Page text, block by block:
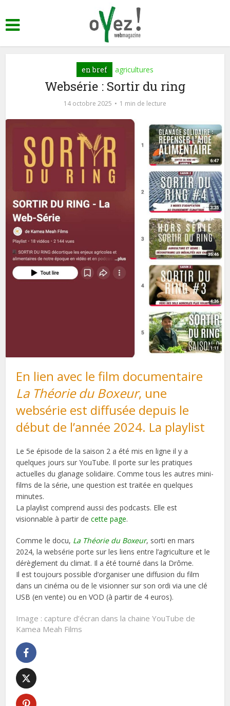
en bref agricultures
Websérie : Sortir du ring
14 octobre 2025 1 min de lecture
En lien avec le film documentaire
La Théorie du Boxeur, une
websérie est diffusée depuis le
début de l’année 2024. La playlist
Le 5e épisode de la saison 2 a été mis en ligne il y a
quelques jours sur YouTube. Il porte sur les pratiques
actuelles du glanage solidaire. Comme tous les autres mini-
films de la série, une question est traitée en quelques
minutes.
La playlist comprend aussi des podcasts. Elle est
visionnable à partir decette page.
Comme le docu, La Théorie du Boxeur, sorti en mars
2024, la websérie porte sur les liens entre l’agriculture et le
dérèglement du climat. Il a été tourné dans la Drôme.
Il est toujours possible d’organiser une diffusion du film
dans un cinéma ou de le visionner sur son ordi via une clé
USB (en vente) ou en VOD (à partir de 4 euros).
Image : capture d’écran dans la chaine YouTube de
Kamea Meah Films